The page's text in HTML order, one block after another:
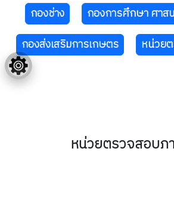
กองช่าง
กองการศึกษา ศาส
กองส่งเสริมการเกษตร
หน่วย
หน่วยตรวจสอบภ